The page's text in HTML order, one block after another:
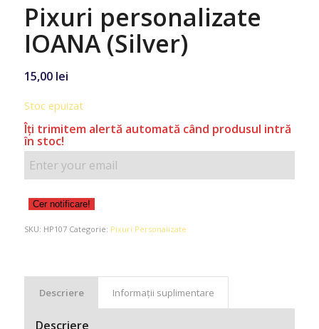
Pixuri personalizate
IOANA (Silver)
15,00 lei
Stoc epuizat
Îţi trimitem alertă automată când produsul intră
în stoc!
Cer notificare!
SKU: HP107 Categorie: Pixuri Personalizate
Descriere Informații suplimentare
Descriere